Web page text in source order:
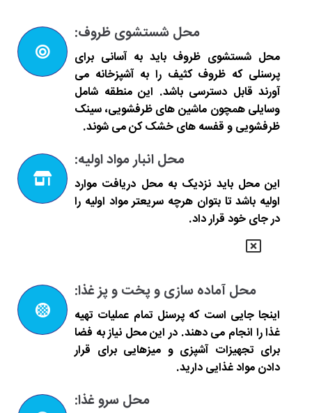
محل شستشوی ظروف:
محل شستشوی ظروف باید به آسانی برای
پرسنلی که ظروف کثیف را به آشپزخانه می
آورند قابل دسترسی باشد. این منطقه شامل
وسایلی همچون ماشین های ظرفشویی، سینک
ظرفشویی و قفسه های خشک کن می شوند.
محل انبار مواد اولیه:
این محل باید نزدیک به محل دریافت موارد
اولیه باشد تا بتوان هرچه سریعتر مواد اولیه را
در جای خود قرار داد.
محل آماده سازی و پخت و پز غذا:
اینجا جایی است که پرسنل تمام عملیات تهیه
غذا را انجام می دهند. در این محل نیاز به فضا
برای تجهیزات آشپزی و میزهایی برای قرار
دادن مواد غذایی دارید.
محل سرو غذا: